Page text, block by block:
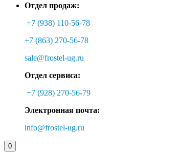
Отдел продаж:
+7 (938) 110-56-78
+7 (863) 270-56-78
sale@frostel-ug.ru
Отдел сервиса:
+7 (928) 270-56-79
Электронная почта:
info@frostel-ug.ru
0